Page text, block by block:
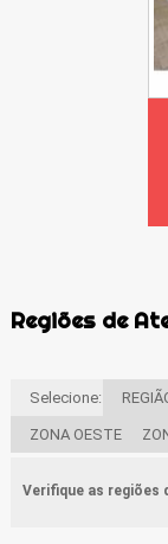
Regiões de
Selecione:
ZONA OESTE
Verifique as regiões